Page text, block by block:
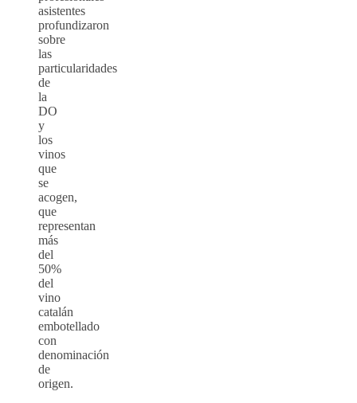
asistentes
profundizaron
sobre
las
particularidades
de
la
DO
y
los
vinos
que
se
acogen,
que
representan
más
del
50%
del
vino
catalán
embotellado
con
denominación
de
origen.